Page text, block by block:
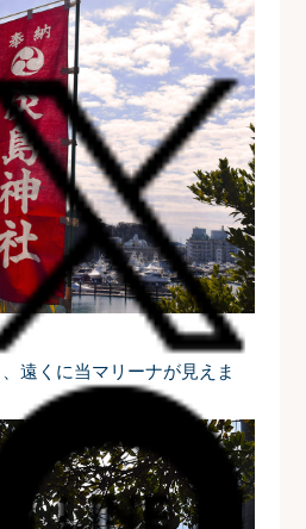
遠くに当マリーナが見えま